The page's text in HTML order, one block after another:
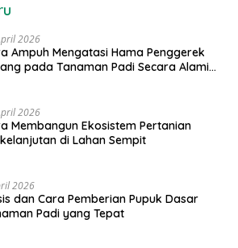
2026
Ampuh Mengatasi Hama Penggerek
pada Tanaman Padi Secara Alami
2026
Membangun Ekosistem Pertanian
di Lahan Sempit
2026
dan Cara Pemberian Pupuk Dasar
Padi yang Tepat